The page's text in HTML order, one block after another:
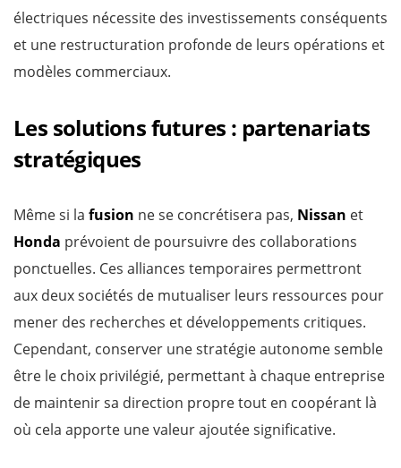
électriques nécessite des investissements conséquents
et une restructuration profonde de leurs opérations et
modèles commerciaux.
Les solutions futures : partenariats
stratégiques
Même si la fusion ne se concrétisera pas, Nissan et
Honda prévoient de poursuivre des collaborations
ponctuelles. Ces alliances temporaires permettront
aux deux sociétés de mutualiser leurs ressources pour
mener des recherches et développements critiques.
Cependant, conserver une stratégie autonome semble
être le choix privilégié, permettant à chaque entreprise
de maintenir sa direction propre tout en coopérant là
où cela apporte une valeur ajoutée significative.